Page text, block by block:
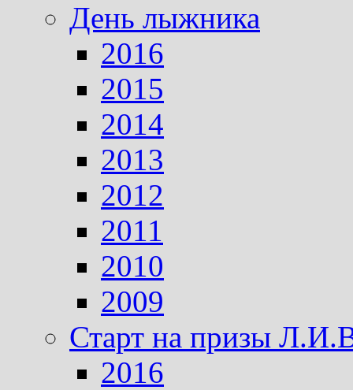
День лыжника
2016
2015
2014
2013
2012
2011
2010
2009
Старт на призы
2016